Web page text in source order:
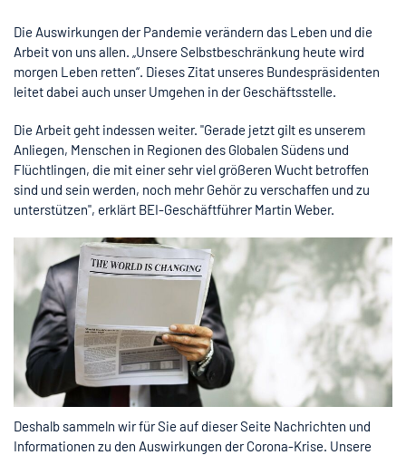
Die Auswirkungen der Pandemie verändern das Leben und die
Arbeit von uns allen. „Unsere Selbstbeschränkung heute wird
morgen Leben retten“. Dieses Zitat unseres Bundespräsidenten
leitet dabei auch unser Umgehen in der Geschäftsstelle.
Die Arbeit geht indessen weiter. "Gerade jetzt gilt es unserem
Anliegen, Menschen in Regionen des Globalen Südens und
Flüchtlingen, die mit einer sehr viel größeren Wucht betroffen
sind und sein werden, noch mehr Gehör zu verschaffen und zu
unterstützen", erklärt BEI-Geschäftführer Martin Weber.
Deshalb sammeln wir für Sie auf dieser Seite Nachrichten und
Informationen zu den Auswirkungen der Corona-Krise. Unsere